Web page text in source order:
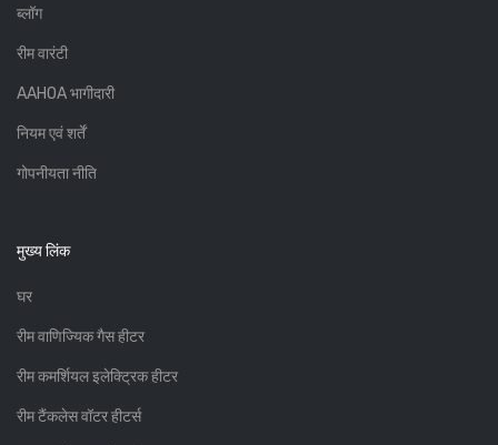
ब्लॉग
रीम वारंटी
AAHOA भागीदारी
नियम एवं शर्तें
गोपनीयता नीति
मुख्य लिंक
घर
रीम वाणिज्यिक गैस हीटर
रीम कमर्शियल इलेक्ट्रिक हीटर
रीम टैंकलेस वॉटर हीटर्स